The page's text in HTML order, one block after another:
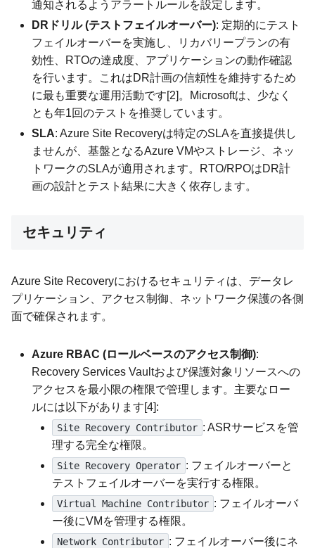
通知されるようアラートルールを設定します。
DRドリル (テストフェイルオーバー): 定期的にテスト
フェイルオーバーを実施し、リカバリープランの有
効性、RTOの達成度、アプリケーションの動作確認
を行います。これはDR計画の信頼性を維持するため
に最も重要な運用活動です[2]。Microsoftは、少なく
とも年1回のテストを推奨しています。
SLA: Azure Site Recoveryは特定のSLAを直接提供し
ませんが、基盤となるAzure VMやストレージ、ネッ
トワークのSLAが適用されます。RTO/RPOはDR計
画の設計とテスト結果に大きく依存します。
セキュリティ
Azure Site Recoveryにおけるセキュリティは、データレ
プリケーション、アクセス制御、ネットワーク保護の各側
面で確保されます。
Azure RBAC (ロールベースのアクセス制御):
Recovery Services Vaultおよび保護対象リソースへの
アクセスを最小限の権限で管理します。主要なロー
ルには以下があります[4]:
Site Recovery Contributor : ASRサービスを管
理する完全な権限。
Site Recovery Operator : フェイルオーバーと
テストフェイルオーバーを実行する権限。
Virtual Machine Contributor : フェイルオーバ
ー後にVMを管理する権限。
Network Contributor : フェイルオーバー後にネ